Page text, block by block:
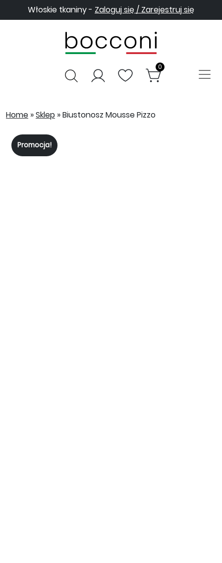
Włoskie tkaniny - Zaloguj się / Zarejestruj się
0
Home »Sklep »Biustonosz Mousse Pizzo
Promocja!